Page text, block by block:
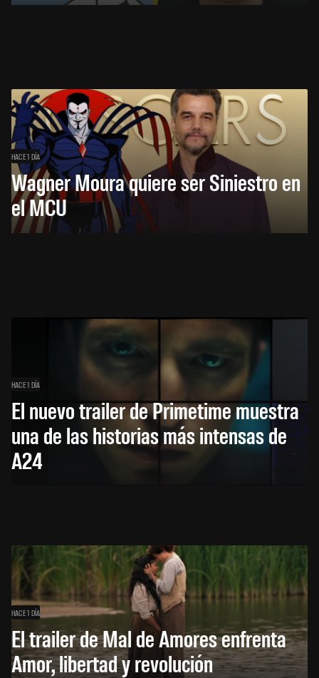
HACE 1 DÍA
Wagner Moura quiere ser Siniestro en
el MCU
HACE 1 DÍA
El nuevo trailer de Primetime muestra
una de las historias más intensas de
A24
HACE 1 DÍA
El trailer de Mal de Amores enfrenta
Amor, libertad y revolución